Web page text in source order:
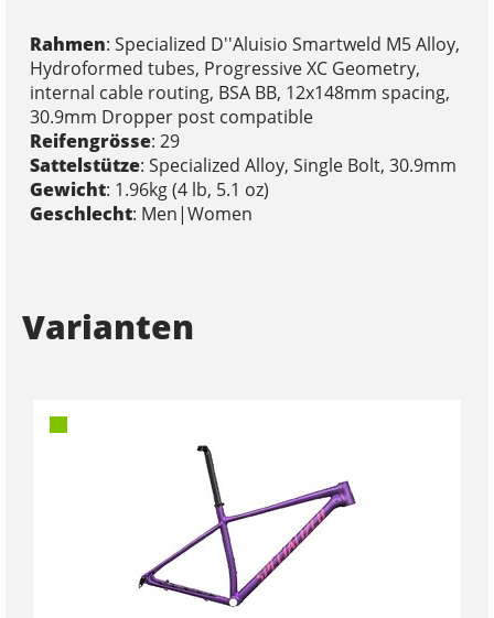
Rahmen: Specialized D''Aluisio Smartweld M5 Alloy,
Hydroformed tubes, Progressive XC Geometry,
internal cable routing, BSA BB, 12x148mm spacing,
30.9mm Dropper post compatible
Reifengrösse: 29
Sattelstütze: Specialized Alloy, Single Bolt, 30.9mm
Gewicht: 1.96kg (4 lb, 5.1 oz)
Geschlecht: Men|Women
Varianten